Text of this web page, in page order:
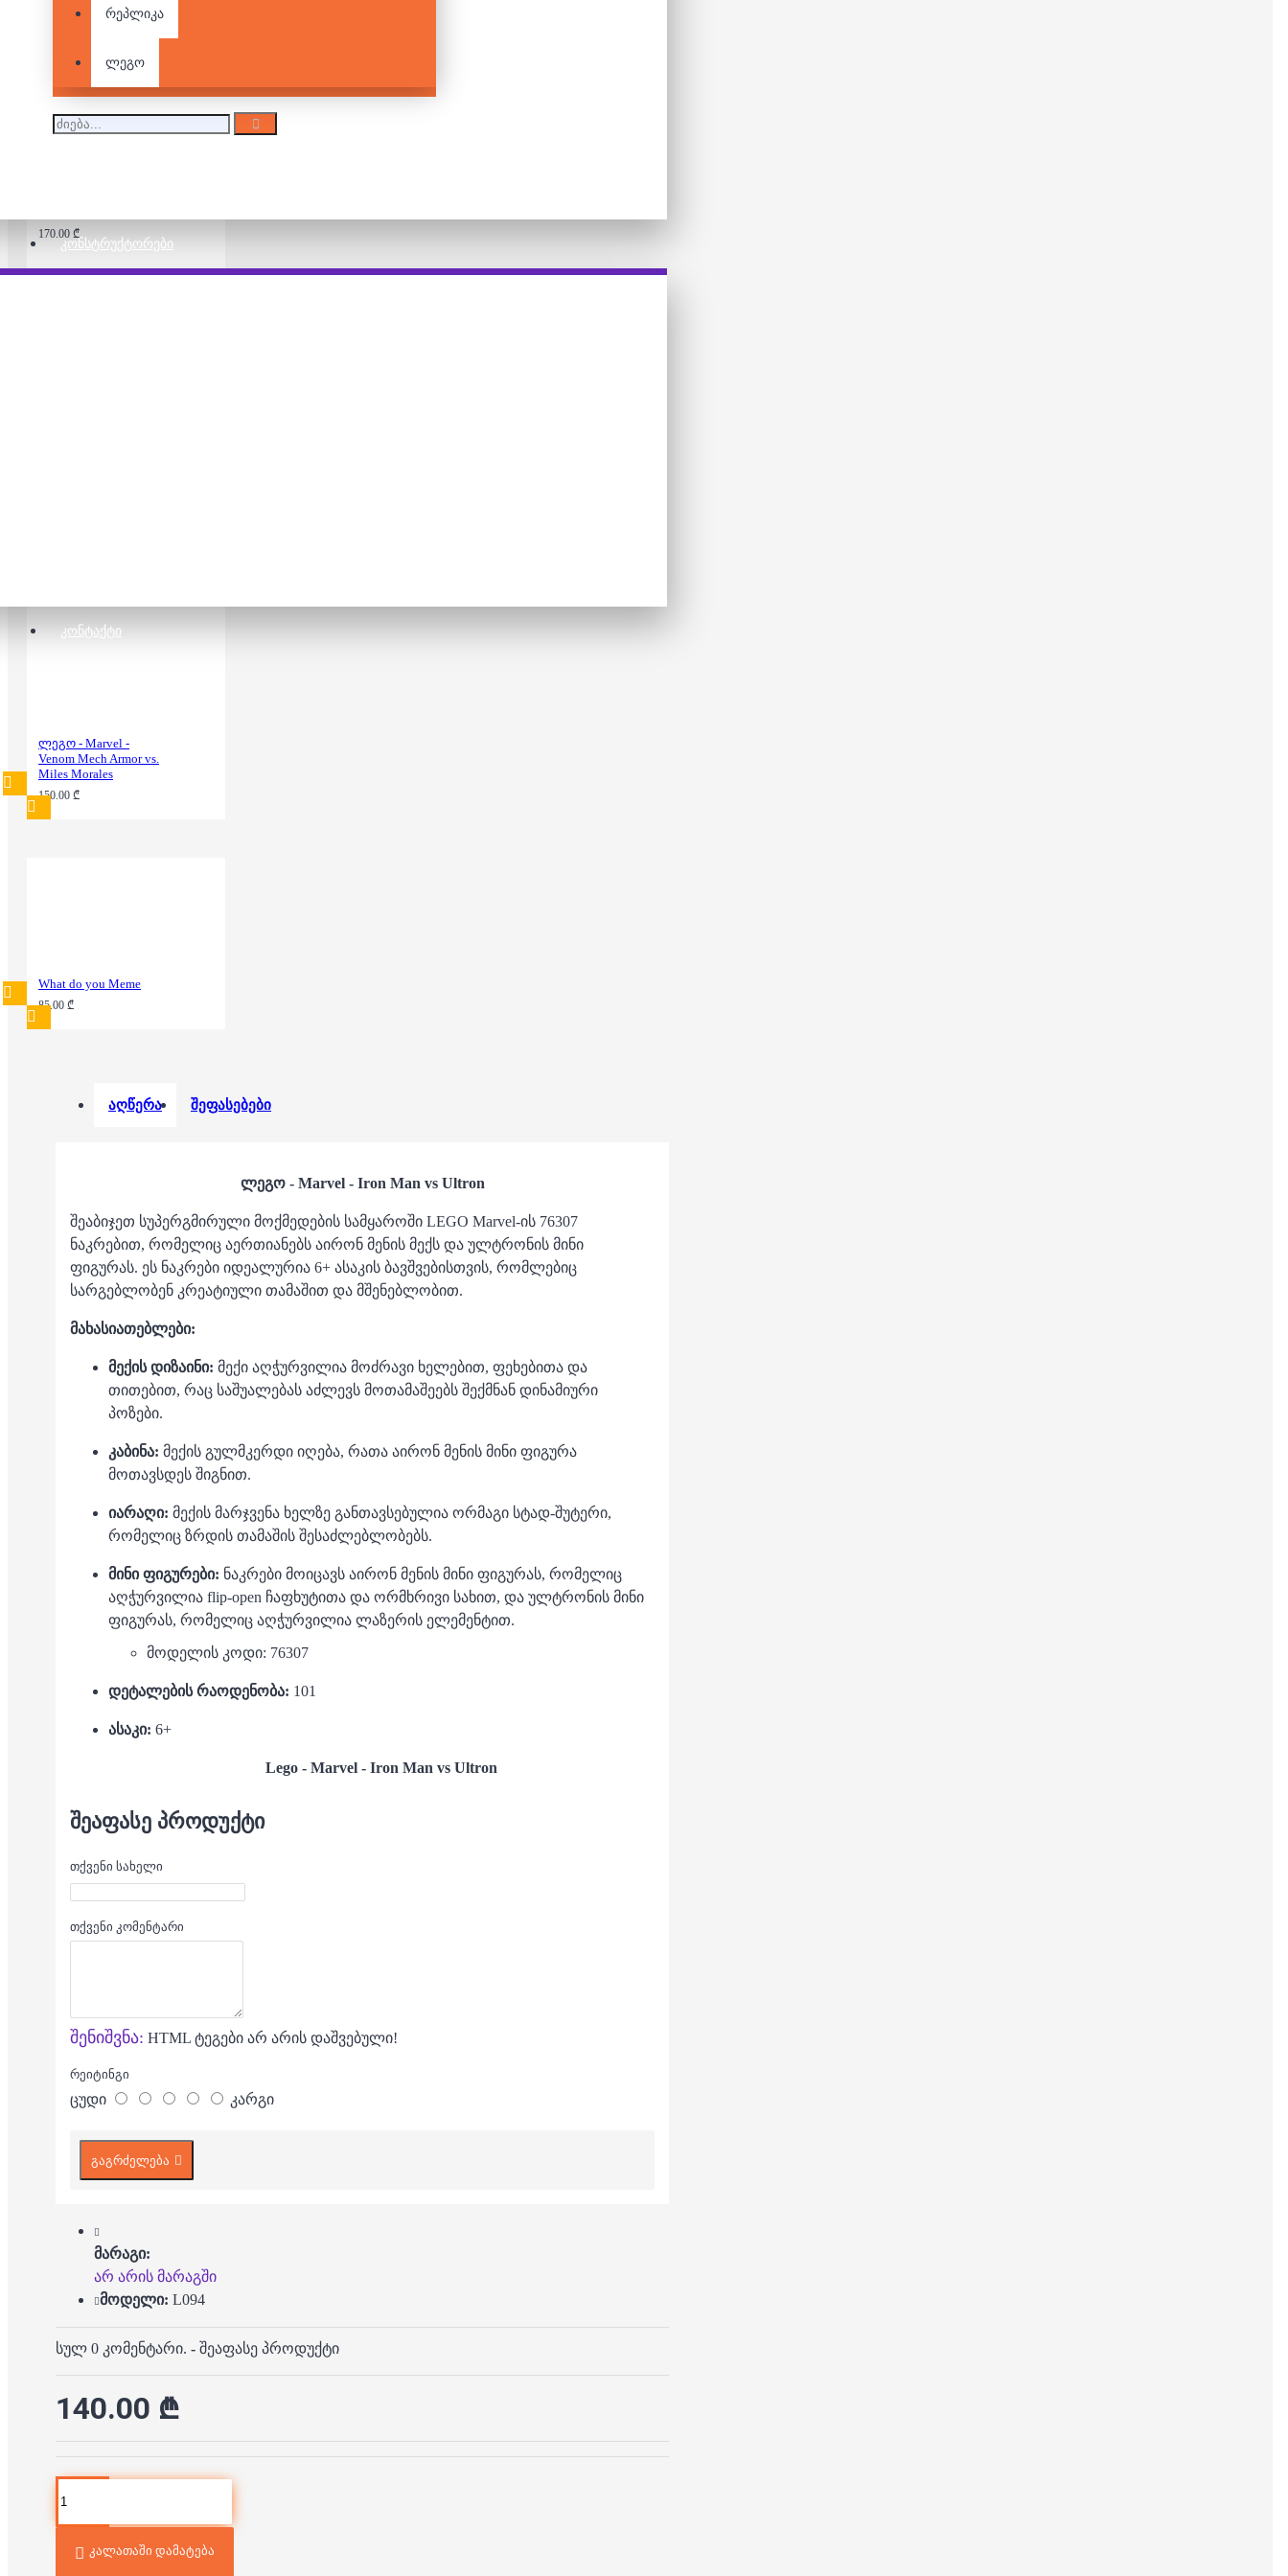
ᲙᲝᲜᲡᲢᲠᲣᲥᲢᲝᲠᲔᲑᲘ
ᲙᲝᲜᲢᲐᲥᲢᲘ
რეპლიკა
ლეგო
ლეგო - Marvel -
180.00 ₾
170.00 ₾
ლეგო - Marvel -
Venom Mech Armor vs.
Miles Morales
150.00 ₾
What do you Meme
85.00 ₾
აღწერა შეფასებები
ლეგო - Marvel - Iron Man vs Ultron
შეაბიჯეთ სუპერგმირული მოქმედების სამყაროში LEGO Marvel-ის 76307
ნაკრებით, რომელიც აერთიანებს აირონ მენის მექს და ულტრონის მინი
ფიგურას. ეს ნაკრები იდეალურია 6+ ასაკის ბავშვებისთვის, რომლებიც
სარგებლობენ კრეატიული თამაშით და მშენებლობით.
მახასიათებლები:
მექის დიზაინი: მექი აღჭურვილია მოძრავი ხელებით, ფეხებითა და
თითებით, რაც საშუალებას აძლევს მოთამაშეებს შექმნან დინამიური
პოზები.
კაბინა: მექის გულმკერდი იღება, რათა აირონ მენის მინი ფიგურა
მოთავსდეს შიგნით.
იარაღი: მექის მარჯვენა ხელზე განთავსებულია ორმაგი სტად-შუტერი,
რომელიც ზრდის თამაშის შესაძლებლობებს.
მინი ფიგურები: ნაკრები მოიცავს აირონ მენის მინი ფიგურას, რომელიც
აღჭურვილია flip-open ჩაფხუტითა და ორმხრივი სახით, და ულტრონის მინი
ფიგურას, რომელიც აღჭურვილია ლაზერის ელემენტით.
მოდელის კოდი: 76307
დეტალების რაოდენობა: 101
ასაკი: 6+
Lego - Marvel - Iron Man vs Ultron
ᲨᲔᲐᲤᲐᲡᲔ ᲞᲠᲝᲓᲣᲥᲢᲘ
თქვენი სახელი
თქვენი კომენტარი
შენიშვნა: HTML ტეგები არ არის დაშვებული!
რეიტინგი
ცუდი კარგი
გაგრძელება
მარაგი:
არ არის მარაგში
მოდელი: L094
სულ 0 კომენტარი. - შეაფასე პროდუქტი
140.00 ₾
კალათაში დამატება